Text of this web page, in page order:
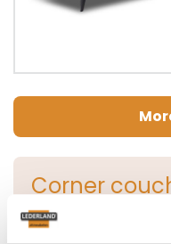
Corner
This model is no